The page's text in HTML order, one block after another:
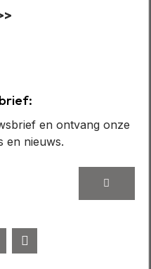
en ontvang onze
en nieuws.